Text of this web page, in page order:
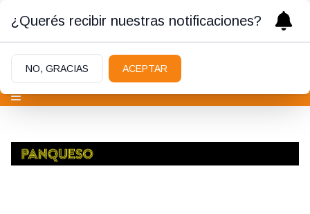
¿Querés recibir nuestras notificaciones?
NO, GRACIAS ACEPTAR